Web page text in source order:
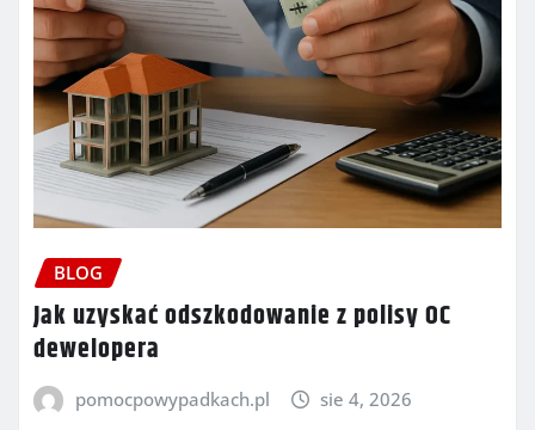
BLOG
Jak uzyskać odszkodowanie z polisy OC
dewelopera
pomocpowypadkach.pl sie 4, 2026